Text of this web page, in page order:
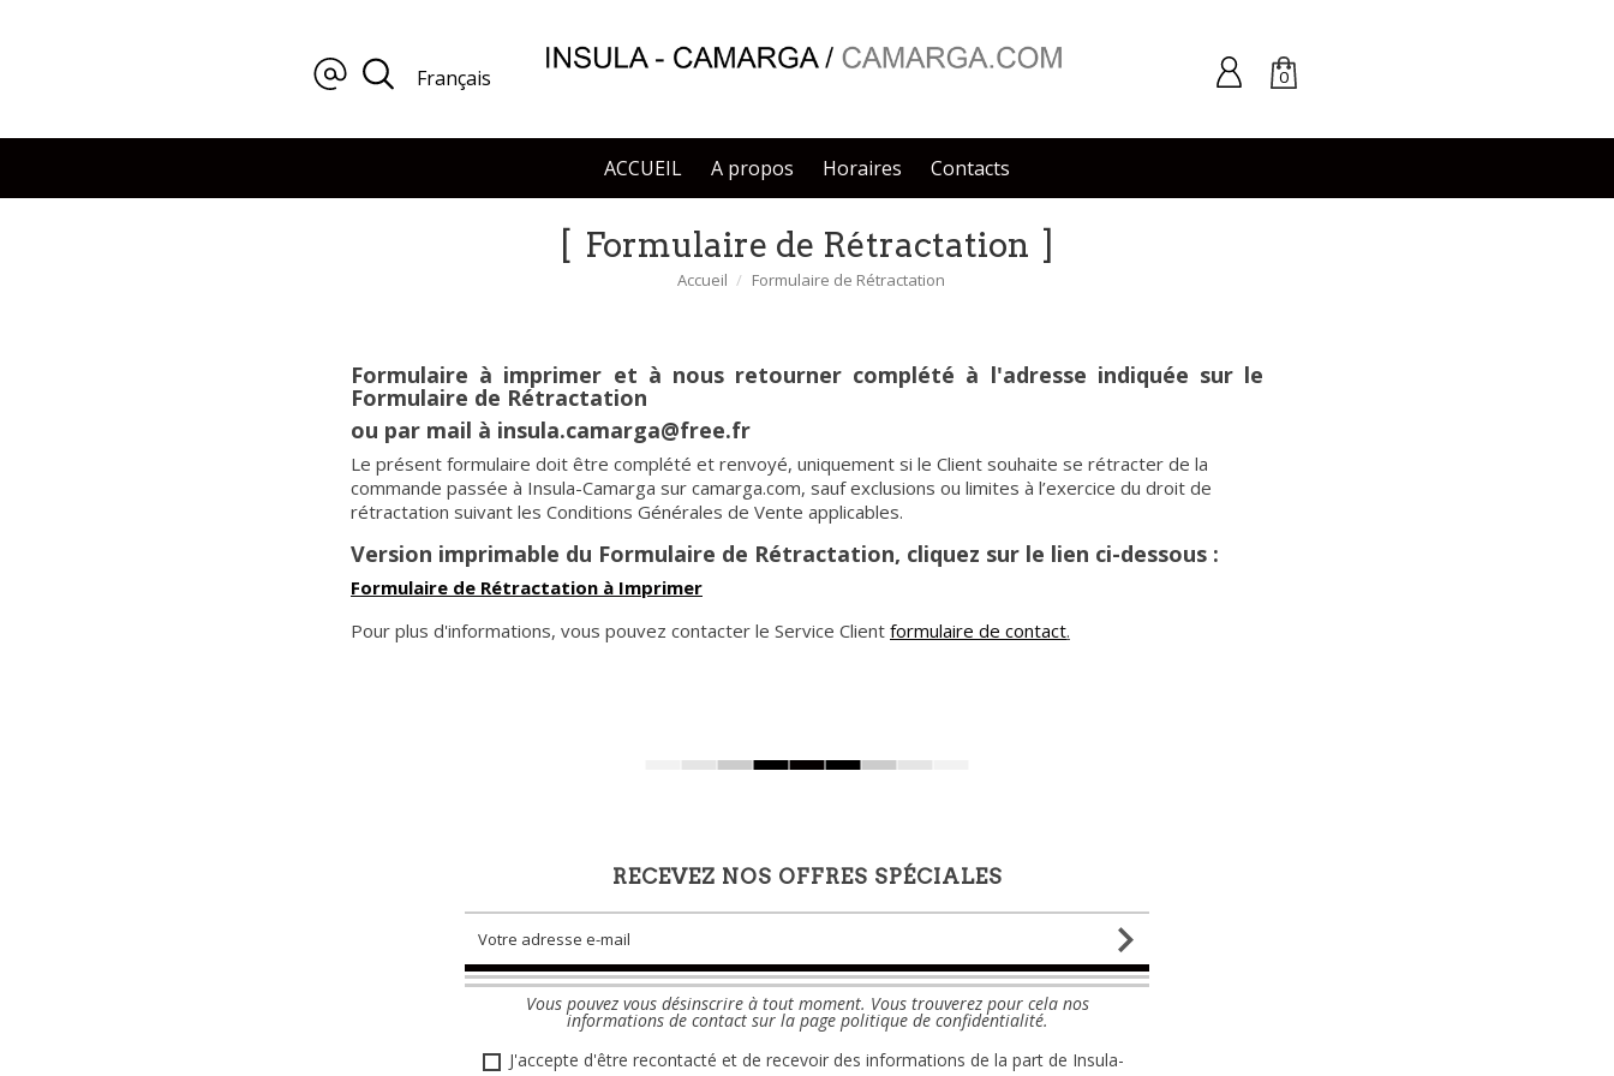
Français 0
ACCUEIL A propos Horaires Contacts
Formulaire de Rétractation
Accueil Formulaire de Rétractation
Formulaire à imprimer et à nous retourner complété à l'adresse indiquée sur le
Formulaire de Rétractation
ou par mail à insula.camarga@free.fr
Le présent formulaire doit être complété et renvoyé, uniquement si le Client souhaite se rétracter de la
commande passée à Insula-Camarga sur camarga.com, sauf exclusions ou limites à l’exercice du droit de
rétractation suivant les Conditions Générales de Vente applicables.
Version imprimable du Formulaire de Rétractation, cliquez sur le lien ci-dessous :
Formulaire de Rétractation à Imprimer
Pour plus d'informations, vous pouvez contacter le Service Client formulaire de contact.
RECEVEZ NOS OFFRES SPÉCIALES
Vous pouvez vous désinscrire à tout moment. Vous trouverez pour cela nos
informations de contact sur la page politique de confidentialité.
J'accepte d'être recontacté et de recevoir des informations de la part de Insula-